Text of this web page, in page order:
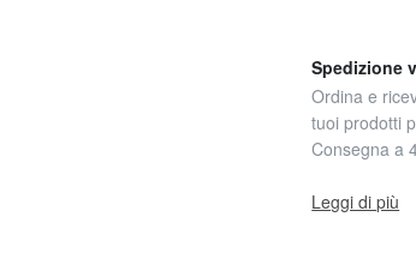
Spedizione
Ordina e
tuoi prodotti
Consegna a
Leggi di più